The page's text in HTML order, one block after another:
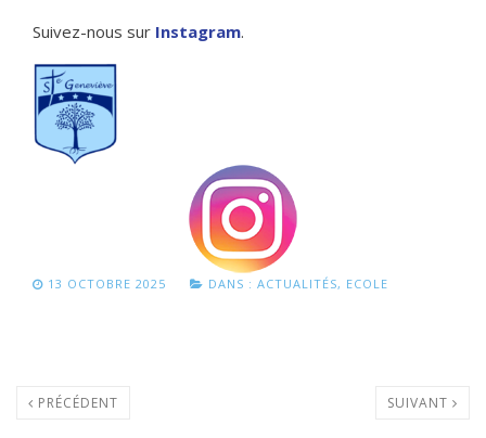
Suivez-nous sur Instagram.
13 OCTOBRE 2025 DANS : ACTUALITÉS, ECOLE
PRÉCÉDENT SUIVANT